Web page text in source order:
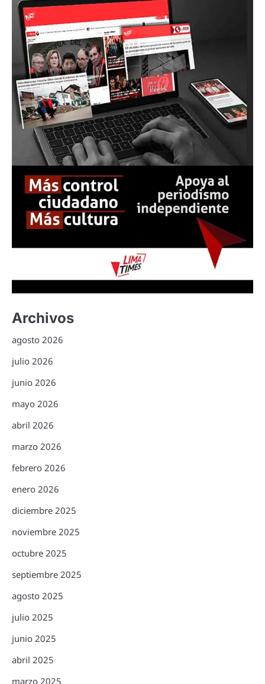
Archivos
agosto 2026
julio 2026
junio 2026
mayo 2026
abril 2026
marzo 2026
febrero 2026
enero 2026
diciembre 2025
noviembre 2025
octubre 2025
septiembre 2025
agosto 2025
julio 2025
junio 2025
abril 2025
marzo 2025